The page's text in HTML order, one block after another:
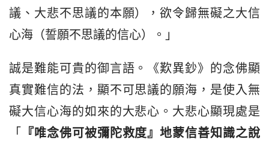
議、大悲不思議的本願），欲令歸無礙之大信
心海（誓願不思議的信心）。」
誠是難能可貴的御言語。《歎異鈔》的念佛顯
真實難信的法，顯不可思議的願海，是使入無
礙大信心海的如來的大悲心。大悲心顯現處是
「
『唯念佛可被彌陀救度』地蒙信善知識之說